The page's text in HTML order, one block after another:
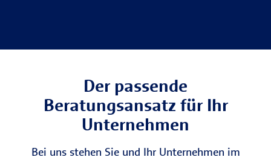
Der passende
Beratungsansatz für Ihr
Unternehmen
Bei uns stehen Sie und Ihr Unternehmen im